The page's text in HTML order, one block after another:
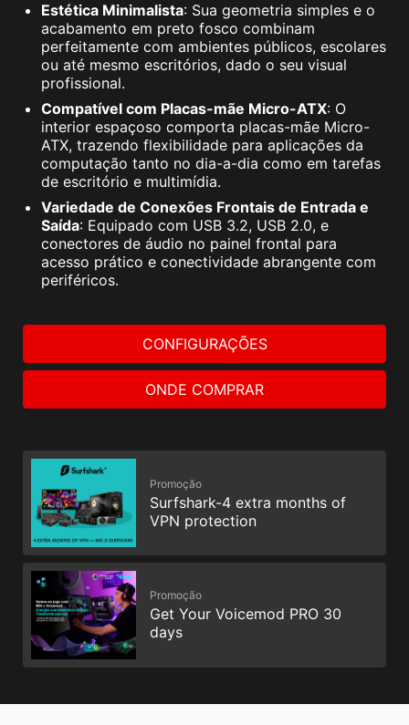
Estética Minimalista: Sua geometria simples e o
acabamento em preto fosco combinam
perfeitamente com ambientes públicos, escolares
ou até mesmo escritórios, dado o seu visual
profissional.
Compatível com Placas-mãe Micro-ATX: O
interior espaçoso comporta placas-mãe Micro-
ATX, trazendo flexibilidade para aplicações da
computação tanto no dia-a-dia como em tarefas
de escritório e multimídia.
Variedade de Conexões Frontais de Entrada e
Saída: Equipado com USB 3.2, USB 2.0, e
conectores de áudio no painel frontal para
acesso prático e conectividade abrangente com
periféricos.
CONFIGURAÇÕES
ONDE COMPRAR
Promoção
Surfshark-4 extra months of
VPN protection
Promoção
Get Your Voicemod PRO 30
days